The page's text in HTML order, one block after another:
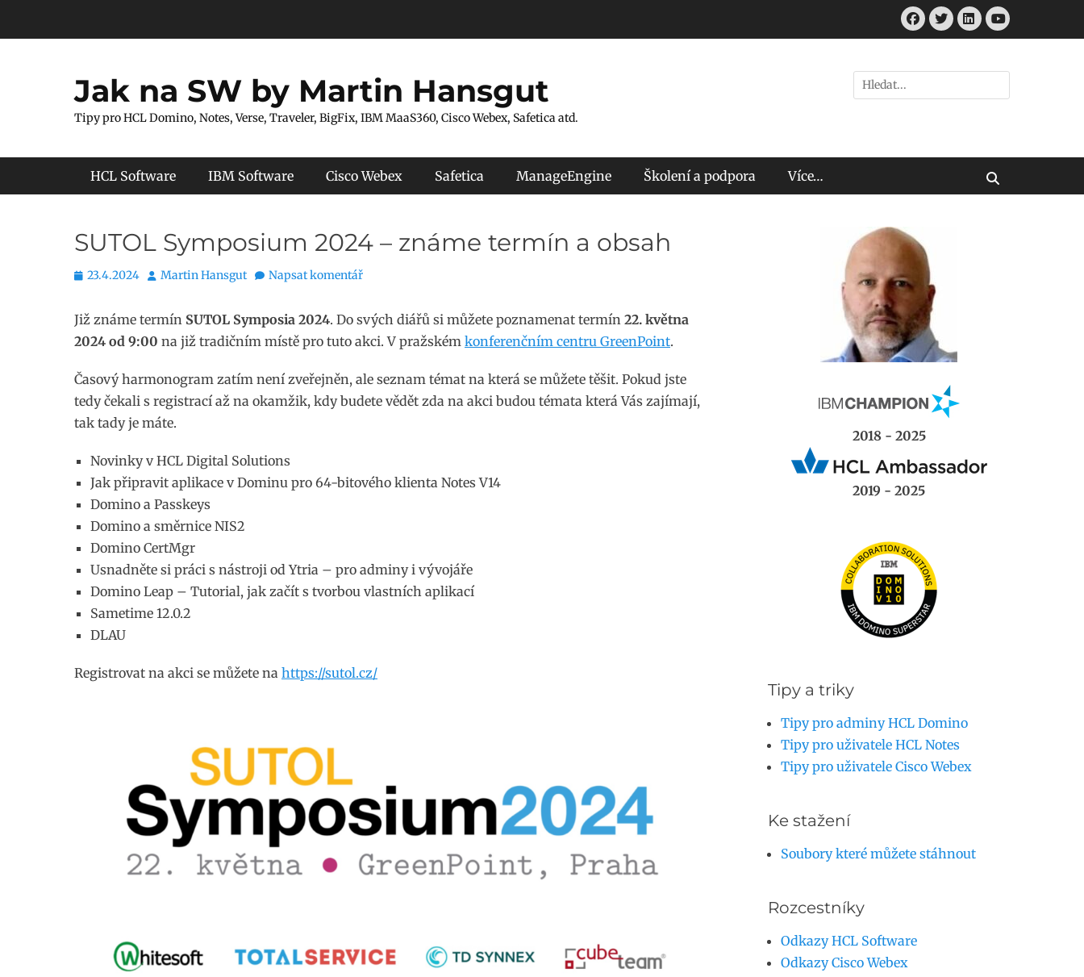
Facebook
Twitter
LinkedIn
Youtube
Jak na SW by Martin Hansgut
Tipy pro HCL Domino, Notes, Verse, Traveler, BigFix, IBM MaaS360, Cisco Webex, Safetica atd.
Hledat:
Hlavní menu
HCL Software IBM Software Cisco Webex Safetica ManageEngine Školení a podpora Více…
SUTOL Symposium 2024 – známe termín a obsah
Publikováno
23.4.2024 Autor
Martin Hansgut Napsat komentář
Již známe termín SUTOL Symposia 2024. Do svých diářů si můžete poznamenat termín 22. května
2024 od 9:00 na již tradičním místě pro tuto akci. V pražském konferenčním centru GreenPoint.
Časový harmonogram zatím není zveřejněn, ale seznam témat na která se můžete těšit. Pokud jste
tedy čekali s registrací až na okamžik, kdy budete vědět zda na akci budou témata která Vás zajímají,
tak tady je máte.
Novinky v HCL Digital Solutions
Jak připravit aplikace v Dominu pro 64-bitového klienta Notes V14
Domino a Passkeys
Domino a směrnice NIS2
Domino CertMgr
Usnadněte si práci s nástroji od Ytria – pro adminy i vývojáře
Domino Leap – Tutorial, jak začít s tvorbou vlastních aplikací
Sametime 12.0.2
DLAU
Registrovat na akci se můžete na https://sutol.cz/
2018 - 2025
2019 - 2025
Tipy a triky
Tipy pro adminy HCL Domino
Tipy pro uživatele HCL Notes
Tipy pro uživatele Cisco Webex
Ke stažení
Soubory které můžete stáhnout
Rozcestníky
Odkazy HCL Software
Odkazy Cisco Webex